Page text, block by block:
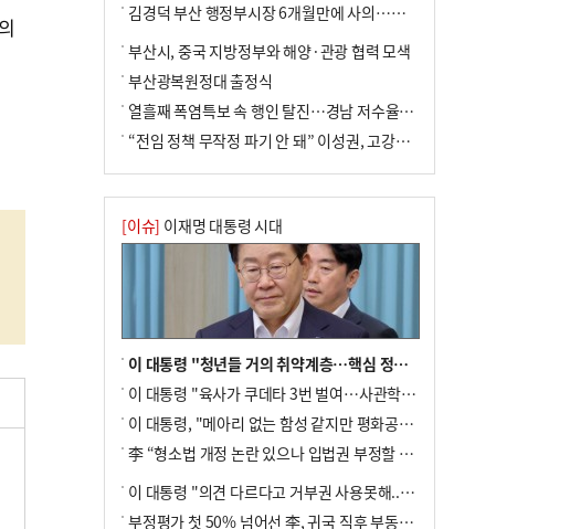
김경덕 부산 행정부시장 6개월만에 사의…후임 인선 촉각
부산시, 중국 지방정부와 해양·관광 협력 모색
부산광복원정대 출정식
열흘째 폭염특보 속 행인 탈진…경남 저수율 평년의 절반
“전임 정책 무작정 파기 안 돼” 이성권, 고강도 ‘전재수 견제’ 예고
[이슈] 이재명 대통령 시대
이 대통령 "청년들 거의 취약계층…핵심 정책 재편""
이 대통령 "육사가 쿠데타 3번 벌여…사관학교 통합 신속히 추진"
이 대통령, "메아리 없는 함성 같지만 평화공존책 계속해야"
李 “형소법 개정 논란 있으나 입법권 부정할 만큼은 아냐”(종합)
이 대통령 "의견 다르다고 거부권 사용못해.. 입법권 부정할 상황이라 보기 어려워"
부정평가 첫 50% 넘어선 李, 귀국 직후 부동산·증시 점검(종합)